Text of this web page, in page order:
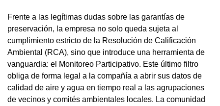
Frente a las legítimas dudas sobre las garantías de
preservación, la empresa no solo queda sujeta al
cumplimiento estricto de la Resolución de Calificación
Ambiental (RCA), sino que introduce una herramienta de
vanguardia: el Monitoreo Participativo. Este último filtro
obliga de forma legal a la compañía a abrir sus datos de
calidad de aire y agua en tiempo real a las agrupaciones
de vecinos y comités ambientales locales. La comunidad